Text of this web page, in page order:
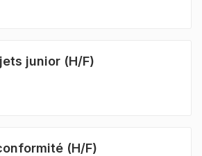
junior (H/F)
(H/F)